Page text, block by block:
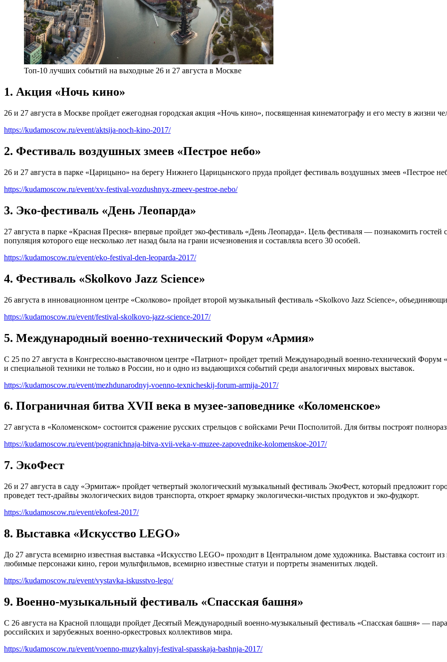
Топ-10 лучших событий на выходные 26 и 27 августа в Москве
1. Акция «Ночь кино»
26 и 27 августа в Москве пройдет ежегодная городская акция «Ночь кино», посвященная кинематографу и его месту в жизни
https://kudamoscow.ru/event/aktsija-noch-kino-2017/
2. Фестиваль воздушных змеев «Пестрое небо»
26 и 27 августа в парке «Царицыно» на берегу Нижнего Царицынского пруда пройдет фестиваль воздушных змеев «Пестрое
https://kudamoscow.ru/event/xv-festival-vozdushnyx-zmeev-pestroe-nebo/
3. Эко-фестиваль «День Леопарда»
27 августа в парке «Красная Пресня» впервые пройдет эко-фестиваль «День Леопарда». Цель фестиваля — познакомить
популяция которого еще несколько лет назад была на грани исчезновения и составляла всего 30 особей.
https://kudamoscow.ru/event/eko-festival-den-leoparda-2017/
4. Фестиваль «Skolkovo Jazz Science»
26 августа в инновационном центре «Сколково» пройдет второй музыкальный фестиваль «Skolkovo Jazz Science»,
https://kudamoscow.ru/event/festival-skolkovo-jazz-science-2017/
5. Международный военно-технический Форум «Армия»
С 25 по 27 августа в Конгрессно-выставочном центре «Патриот» пройдет третий Международный военно-технический
и специальной техники не только в России, но и одно из выдающихся событий среди аналогичных мировых выставок.
https://kudamoscow.ru/event/mezhdunarodnyj-voenno-texnicheskij-forum-armija-2017/
6. Пограничная битва XVII века в музее-заповеднике «Коломенское»
27 августа в «Коломенском» состоится сражение русских стрельцов с войсками Речи Посполитой. Для битвы построят
https://kudamoscow.ru/event/pogranichnaja-bitva-xvii-veka-v-muzee-zapovednike-kolomenskoe-2017/
7. ЭкоФест
26 и 27 августа в саду «Эрмитаж» пройдет четвертый экологический музыкальный фестиваль ЭкоФест, который предложит
проведет тест-драйвы экологических видов транспорта, откроет ярмарку экологически-чистых продуктов и эко-фудкорт.
https://kudamoscow.ru/event/ekofest-2017/
8. Выставка «Искусство LEGO»
До 27 августа всемирно известная выставка «Искусство LEGO» проходит в Центральном доме художника. Выставка состоит
любимые персонажи кино, герои мультфильмов, всемирно известные статуи и портреты знаменитых людей.
https://kudamoscow.ru/event/vystavka-iskusstvo-lego/
9. Военно-музыкальный фестиваль «Спасская башня»
С 26 августа на Красной площади пройдет Десятый Международный военно-музыкальный фестиваль «Спасская башня» —
российских и зарубежных военно-оркестровых коллективов мира.
https://kudamoscow.ru/event/voenno-muzykalnyj-festival-spasskaja-bashnja-2017/